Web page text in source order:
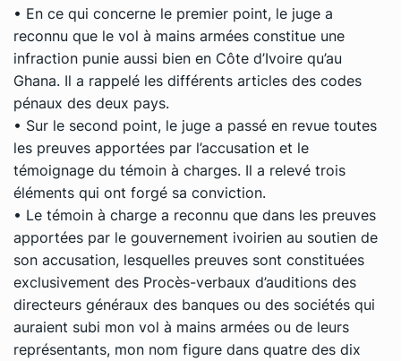
• En ce qui concerne le premier point, le juge a
reconnu que le vol à mains armées constitue une
infraction punie aussi bien en Côte d’Ivoire qu’au
Ghana. Il a rappelé les différents articles des codes
pénaux des deux pays.
• Sur le second point, le juge a passé en revue toutes
les preuves apportées par l’accusation et le
témoignage du témoin à charges. Il a relevé trois
éléments qui ont forgé sa conviction.
• Le témoin à charge a reconnu que dans les preuves
apportées par le gouvernement ivoirien au soutien de
son accusation, lesquelles preuves sont constituées
exclusivement des Procès-verbaux d’auditions des
directeurs généraux des banques ou des sociétés qui
auraient subi mon vol à mains armées ou de leurs
représentants, mon nom figure dans quatre des dix